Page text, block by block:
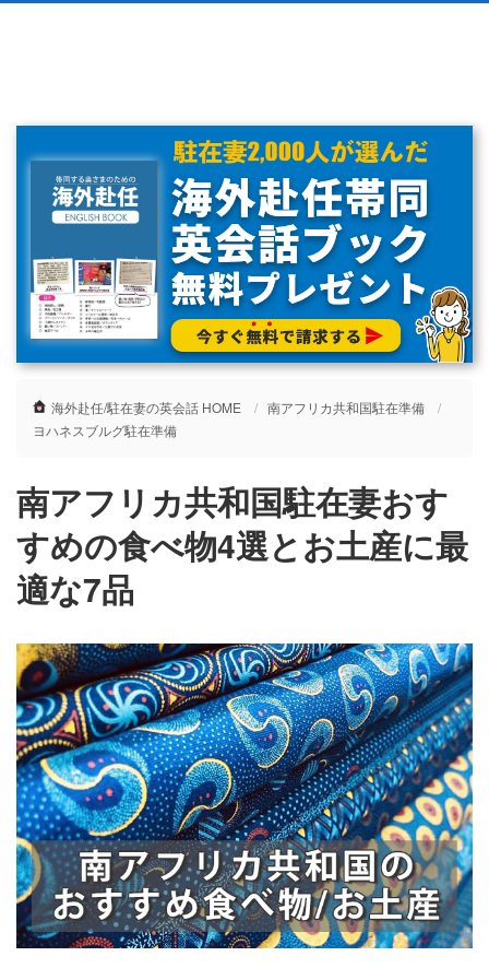
海外赴任/駐在妻の英会話 HOME
南アフリカ共和国駐在準備
ヨハネスブルグ駐在準備
南アフリカ共和国駐在妻おす
すめの食べ物4選とお土産に最
適な7品